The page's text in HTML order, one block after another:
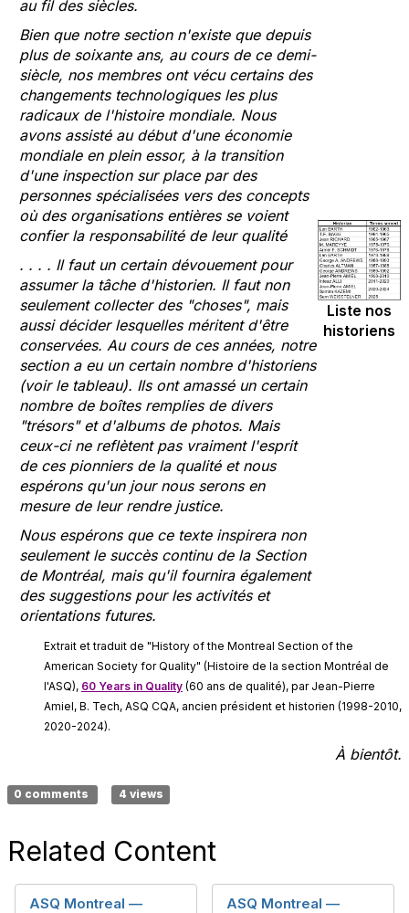
au fil des siècles.
Bien que notre section n'existe que depuis
plus de soixante ans, au cours de ce demi-
siècle, nos membres ont vécu certains des
changements technologiques les plus
radicaux de l'histoire mondiale. Nous
avons assisté au début d'une économie
mondiale en plein essor, à la transition
d'une inspection sur place par des
personnes spécialisées vers des concepts
où des organisations entières se voient
confier la responsabilité de leur qualité
. . . . Il faut un certain dévouement pour
assumer la tâche d'historien. Il faut non
seulement collecter des "choses", mais
aussi décider lesquelles méritent d'être
conservées. Au cours de ces années, notre
section a eu un certain nombre d'historiens
(voir le tableau). Ils ont amassé un certain
nombre de boîtes remplies de divers
"trésors" et d'albums de photos. Mais
ceux-ci ne reflètent pas vraiment l'esprit
de ces pionniers de la qualité et nous
espérons qu'un jour nous serons en
mesure de leur rendre justice.
Nous espérons que ce texte inspirera non
seulement le succès continu de la Section
de Montréal, mais qu'il fournira également
des suggestions pour les activités et
orientations futures.
Liste nos
historiens
Extrait et traduit de "History of the Montreal Section of the
American Society for Quality" (Histoire de la section Montréal de
l'ASQ), 60 Years in Quality (60 ans de qualité), par Jean-Pierre
Amiel, B. Tech, ASQ CQA, ancien président et historien (1998-2010,
2020-2024).
À bientôt.
0 comments 4 views
Related Content
ASQ Montreal —
ASQ Montreal —